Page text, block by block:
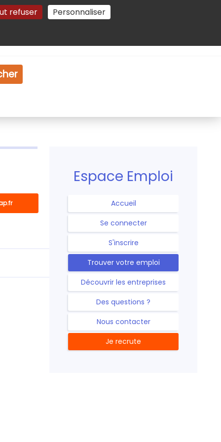
refuser Personnaliser
Gestion des cookies
Espace Emploi
Accueil
Se connecter
S'inscrire
Trouver votre emploi
Découvrir les entreprises
Des questions ?
Nous contacter
Je recrute